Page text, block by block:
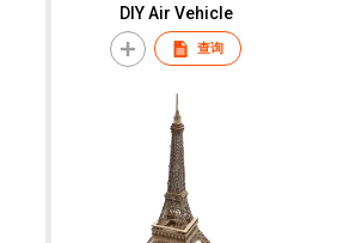
DIY Air Vehicle
查询